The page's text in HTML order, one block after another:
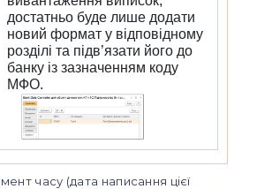
достатньо буде лише додати
новий формат у відповідному
розділі та підв’язати його до
банку із зазначенням коду
МФО.
часу (дата написання цієї